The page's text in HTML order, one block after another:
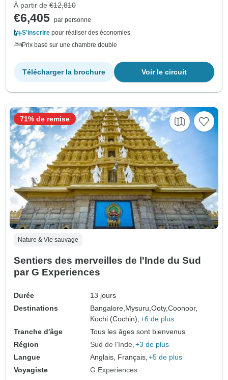
À partir de €12,810
€6,405 par personne
S'inscrire pour réaliser des économies
Prix basé sur une chambre double
Voir le circuit
Télécharger la brochure
Nature & Vie sauvage
Sentiers des merveilles de l'Inde du Sud
par G Experiences
Durée
13 jours
Destinations
Bangalore, Mysuru,Ooty,Coonoor,
Kochi (Cochin), +6 de plus
Tranche d'âge
Tous les âges sont bienvenus
Région
Sud de l'Inde +3 de plus
Langue
Anglais, Français, +5 de plus
Voyagiste
G Experiences
71% de remise